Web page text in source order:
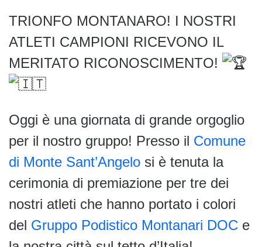
TRIONFO MONTANARO! I NOSTRI
ATLETI CAMPIONI RICEVONO IL
MERITATO RICONOSCIMENTO!
Oggi è una giornata di grande orgoglio
per il nostro gruppo! Presso il Comune
di Monte Sant’Angelo si è tenuta la
cerimonia di premiazione per tre dei
nostri atleti che hanno portato i colori
del Gruppo Podistico Montanari DOC e